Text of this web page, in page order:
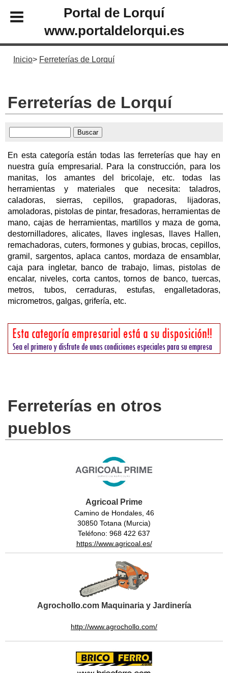
Portal de Lorquí
www.portaldelorqui.es
Inicio Ferreterías de Lorquí
Ferreterías de Lorquí
En esta categoría están todas las ferreterías que hay en
nuestra guía empresarial. Para la construcción, para los
manitas, los amantes del bricolaje, etc. todas las
herramientas y materiales que necesita: taladros,
caladoras, sierras, cepillos, grapadoras, lijadoras,
amoladoras, pistolas de pintar, fresadoras, herramientas de
mano, cajas de herramientas, martillos y maza de goma,
destornilladores, alicates, llaves inglesas, llaves Hallen,
remachadoras, cuters, formones y gubias, brocas, cepillos,
gramil, sargentos, aplaca cantos, mordaza de ensamblar,
caja para ingletar, banco de trabajo, limas, pistolas de
encalar, niveles, corta cantos, tornos de banco, tuercas,
metros, tubos, cerraduras, estufas, engalletadoras,
micrometros, galgas, grifería, etc.
Ferreterías en otros
pueblos
Agricoal Prime
Camino de Hondales, 46
30850 Totana (Murcia)
Teléfono: 968 422 637
https://www.agricoal.es/
Agrochollo.com Maquinaria y Jardinería
http://www.agrochollo.com/